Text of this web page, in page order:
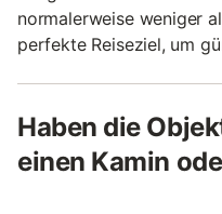
normalerweise weniger
perfekte Reiseziel, um
Haben die
einen Kamin